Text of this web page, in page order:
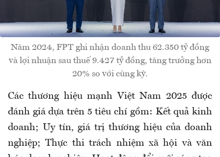
Năm 2024, FPT ghi nhận doanh thu 62.350 tỷ đồng
và lợi nhuận sau thuế 9.427 tỷ đồng, tăng trưởng hơn
20% so với cùng kỳ.
Các thương hiệu mạnh Việt Nam 2025 được
đánh giá dựa trên 5 tiêu chí gồm: Kết quả kinh
doanh; Uy tín, giá trị thương hiệu của doanh
nghiệp; Thực thi trách nhiệm xã hội và văn